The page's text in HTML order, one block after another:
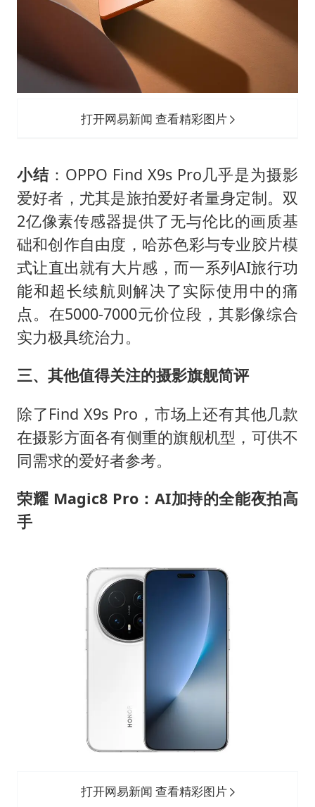
打开网易新闻 查看精彩图片
小结：OPPO Find X9s Pro几乎是为摄影
爱好者，尤其是旅拍爱好者量身定制。双
2亿像素传感器提供了无与伦比的画质基
础和创作自由度，哈苏色彩与专业胶片模
式让直出就有大片感，而一系列AI旅行功
能和超长续航则解决了实际使用中的痛
点。在5000-7000元价位段，其影像综合
实力极具统治力。
三、其他值得关注的摄影旗舰简评
除了Find X9s Pro，市场上还有其他几款
在摄影方面各有侧重的旗舰机型，可供不
同需求的爱好者参考。
荣耀 Magic8 Pro：AI加持的全能夜拍高
手
打开网易新闻 查看精彩图片